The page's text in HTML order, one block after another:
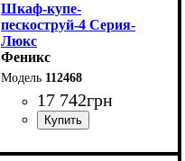
Шкаф-купе-
пескоструй-4 Серия-
Люкс
Феникс
112468
17 742грн